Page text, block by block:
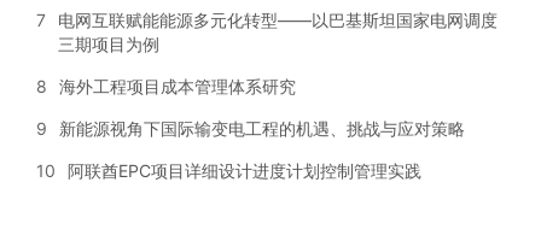
7
电网互联赋能能源多元化转型——以巴基斯坦国家电网调度
三期项目为例
8 海外工程项目成本管理体系研究
9 新能源视角下国际输变电工程的机遇、挑战与应对策略
10 阿联酋EPC项目详细设计进度计划控制管理实践